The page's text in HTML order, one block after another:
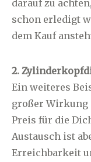
darauf zu
schon erledigt
dem Kauf
2.
Ein weiteres
großer Wirkung
Preis für die
Austausch ist
Erreichbarkeit